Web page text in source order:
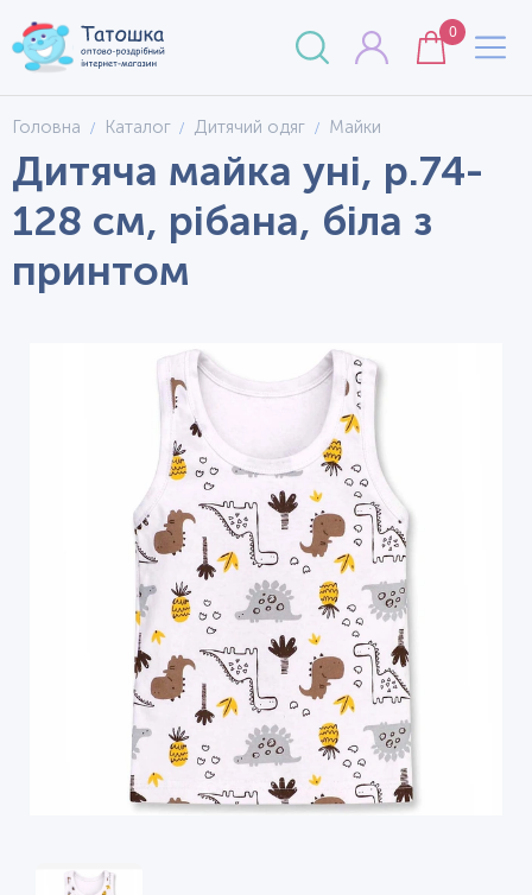
0
Головна Каталог Дитячий одяг Майки
Дитяча майка уні, р.74-
128 см, рібана, біла з
принтом